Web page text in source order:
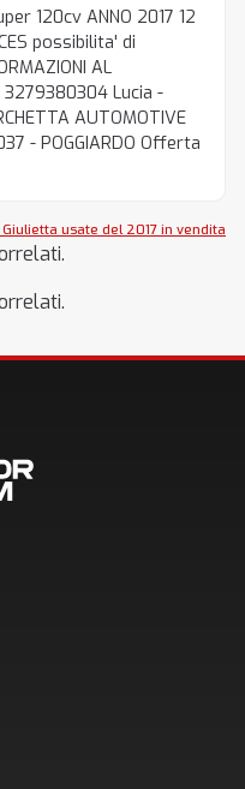
120cv ANNO 2017 12
possibilita' di
AL
Lucia -
AUTOMOTIVE
- POGGIARDO Offerta
usate del 2017 in vendita